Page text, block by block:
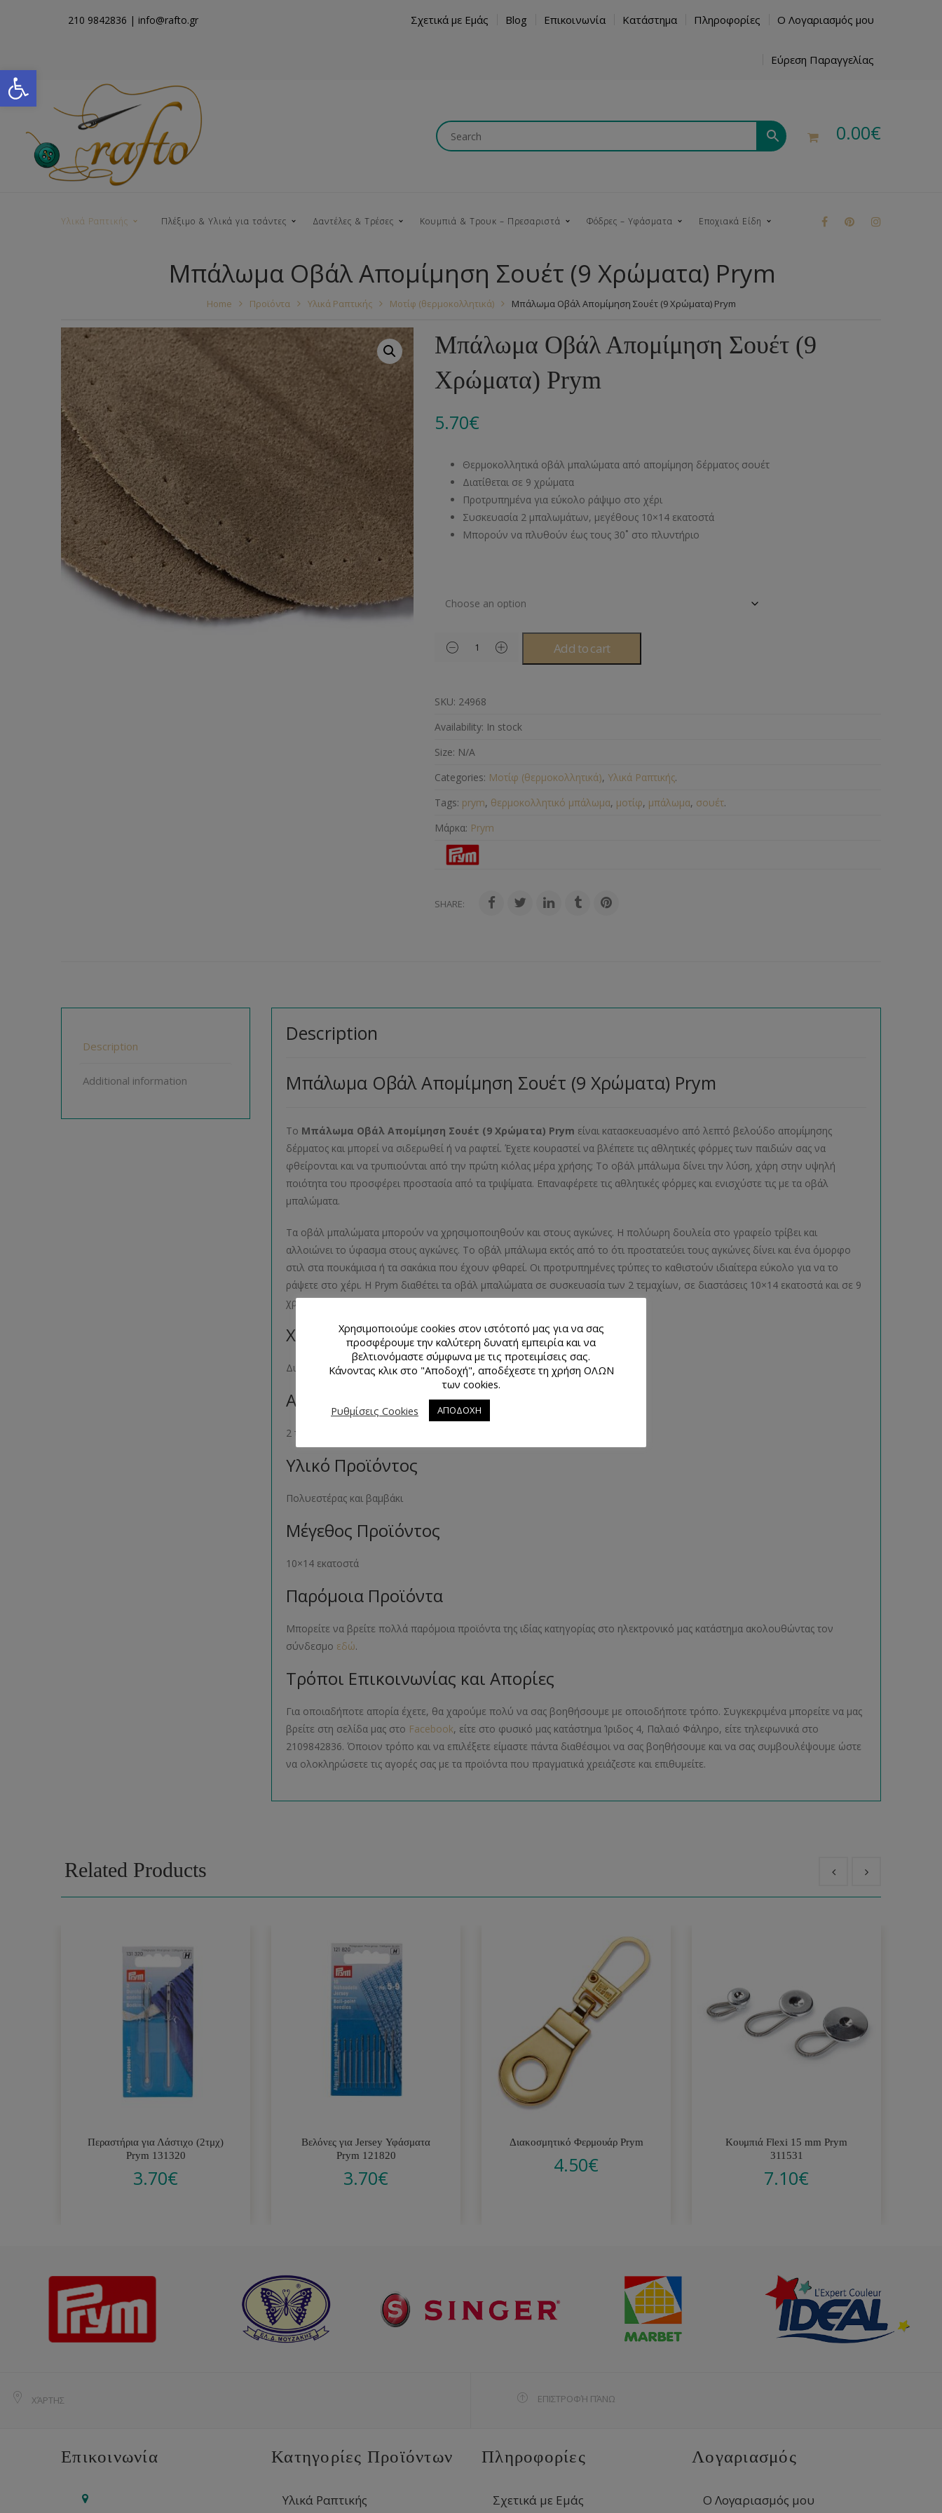
Open toolbar
210 9842836 | info@rafto.gr Σχετικά με Εμάς Blog Επικοινωνία Κατάστημα Πληροφορίες Ο Λογαριασμός μου
Εύρεση Παραγγελίας
0.00€
Υλικά Ραπτικής Πλέξιμο & Υλικά για τσάντες
Νήματα για Τσάντες Κουμπώματα
Χερούλια Τσάντας Αλυσίδες
Ιμάντες Μεταλλικά Εξαρτήματα
Πλέγματα Διάφορα Υλικά
Νήματα
Αξεσουάρ Πλεξίματος
Δαντέλες & Τρέσες
Βαμβακερές
Μπροντερί
Κιπούρ
Πολυέστερ
Ελαστικές
Κρόσια
Φυτίλια- Κορδόνια
Διάφορες Τρέσες
Κουμπιά & Τρουκ – Πρεσαριστά
Ξύλινα
Πουκαμίσου
Στρας
Μεταλλικά
Άλλα Υλικά
Τρούκ
Μπουντούζια
Ντυτές Ζώνες
Φόδρες – Υφάσματα Εποχιακά Είδη
Μπάλωμα Οβάλ Απομίμηση Σουέτ (9 Χρώματα) Prym
Home Προϊόντα Υλικά Ραπτικής Μοτίφ (θερμοκολλητικά) Μπάλωμα Οβάλ Απομίμηση Σουέτ (9 Χρώματα) Prym
Μπάλωμα Οβάλ Απομίμηση Σουέτ (9
Χρώματα) Prym
5.70€
Θερμοκολλητικά οβάλ μπαλώματα από απομίμηση δέρματος σουέτ
Διατίθεται σε 9 χρώματα
Προτρυπημένα για εύκολο ράψιμο στο χέρι
Συσκευασία 2 μπαλωμάτων, μεγέθους 10×14 εκατοστά
Μπορούν να πλυθούν έως τους 30˚ στο πλυντήριο
Add to cart
SKU: 24968
Availability: In stock
Size: N/A
Categories: Μοτίφ (θερμοκολλητικά), Υλικά Ραπτικής.
Tags: prym, θερμοκολλητικό μπάλωμα, μοτίφ, μπάλωμα, σουέτ.
Μάρκα: Prym
SHARE:
Description
Additional information
Description
Μπάλωμα Οβάλ Απομίμηση Σουέτ (9 Χρώματα) Prym
Το Μπάλωμα Οβάλ Απομίμηση Σουέτ (9 Χρώματα) Prym είναι κατασκευασμένο από λεπτό βελούδο απομίμησης
δέρματος και μπορεί να σιδερωθεί ή να ραφτεί. Έχετε κουραστεί να βλέπετε τις αθλητικές φόρμες των παιδιών σας να
φθείρονται και να τρυπιούνται από την πρώτη κιόλας μέρα χρήσης; Το οβάλ μπάλωμα δίνει την λύση, χάρη στην υψηλή
ποιότητα του προσφέρει προστασία από τα τριψίματα. Επαναφέρετε τις αθλητικές φόρμες και ενισχύστε τις με τα οβάλ
μπαλώματα.
Τα οβάλ μπαλώματα μπορούν να χρησιμοποιηθούν και στους αγκώνες. Η πολύωρη δουλεία στο γραφείο τρίβει και
αλλοιώνει το ύφασμα στους αγκώνες. Το οβάλ μπάλωμα εκτός από το ότι προστατεύει τους αγκώνες δίνει και ένα όμορφο
στιλ στα πουκάμισα ή τα σακάκια που έχουν φθαρεί. Οι προτρυπημένες τρύπες το καθιστούν ιδιαίτερα εύκολο για να το
ράψετε στο χέρι. Η Prym διαθέτει τα οβάλ μπαλώματα σε συσκευασία των 2 τεμαχίων, σε διαστάσεις 10×14 εκατοστά και σε 9
χρώματα. Τα μπαλώματα μπορούν να πλυθούν μέχρι τους 30˚ στο πλυντήριο.
Χρώμα Προϊόντος
Διατίθεται σε 9 χρώματα
Αριθμός Τεμαχίων Προϊόντος
2 τεμάχια
Υλικό Προϊόντος
Πολυεστέρας και βαμβάκι
Μέγεθος Προϊόντος
10×14 εκατοστά
Παρόμοια Προϊόντα
Μπορείτε να βρείτε πολλά παρόμοια προϊόντα της ιδίας κατηγορίας στο ηλεκτρονικό μας κατάστημα ακολουθώντας τον
σύνδεσμο εδώ.
Τρόποι Επικοινωνίας και Απορίες
Για οποιαδήποτε απορία έχετε, θα χαρούμε πολύ να σας βοηθήσουμε με οποιοδήποτε τρόπο. Συγκεκριμένα μπορείτε να μας
βρείτε στη σελίδα μας στο Facebook, είτε στο φυσικό μας κατάστημα Ίριδος 4, Παλαιό Φάληρο, είτε τηλεφωνικά στο
2109842836. Όποιον τρόπο και να επιλέξετε είμαστε πάντα διαθέσιμοι να σας βοηθήσουμε και να σας συμβουλέψουμε ώστε
να ολοκληρώσετε τις αγορές σας με τα προϊόντα που πραγματικά χρειάζεστε και επιθυμείτε.
Related Products
Περαστήρια για Λάστιχο (2τμχ)
Prym 131320
3.70€
Βελόνες για Jersey Υφάσματα
Prym 121820
3.70€
Διακοσμητικό Φερμουάρ Prym
4.50€
Κουμπιά Flexi 15 mm Prym
311531
7.10€
ΧΆΡΤΗΣ ΕΠΙΣΤΡΟΦΉ ΠΆΝΩ
Επικοινωνία Κατηγορίες Προϊόντων
Υλικά Ραπτικής
Πληροφορίες
Σχετικά με Εμάς
Λογαριασμός
Ο Λογαριασμός μου
Χρησιμοποιούμε cookies στον ιστότοπό μας για να σας
προσφέρουμε την καλύτερη δυνατή εμπειρία και να
βελτιονόμαστε σύμφωνα με τις προτειμίσεις σας.
Κάνοντας κλικ στο "Αποδοχή", αποδέχεστε τη χρήση ΟΛΩΝ
των cookies.
Ρυθμίσεις Cookies
ΑΠΟΔΟΧΗ